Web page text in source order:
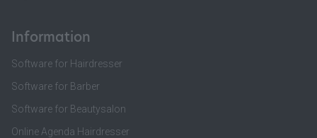
Information
Software for Hairdresser
Software for Barber
Software for Beautysalon
Online Agenda Hairdresser